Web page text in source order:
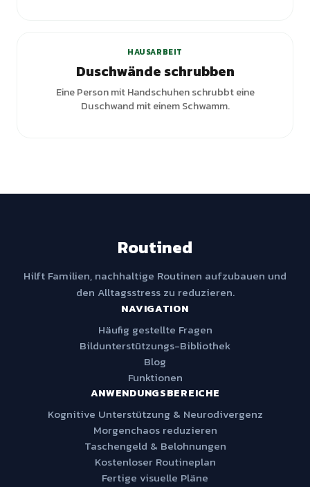
HAUSARBEIT
Duschwände schrubben
Eine Person mit Handschuhen schrubbt eine
Duschwand mit einem Schwamm.
Routined
Hilft Familien, nachhaltige Routinen aufzubauen und
den Alltagsstress zu reduzieren.
NAVIGATION
Häufig gestellte Fragen
Bildunterstützungs-Bibliothek
Blog
Funktionen
ANWENDUNGSBEREICHE
Kognitive Unterstützung & Neurodivergenz
Morgenchaos reduzieren
Taschengeld & Belohnungen
Kostenloser Routineplan
Fertige visuelle Pläne